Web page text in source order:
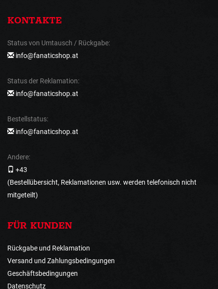
KONTAKTE
Status von Umtausch / Rückgabe:
info@fanaticshop.at
Status der Reklamation:
info@fanaticshop.at
Bestellstatus:
info@fanaticshop.at
Andere:
+43
(Bestellübersicht, Reklamationen usw. werden telefonisch nicht
mitgeteilt)
FÜR KUNDEN
Rückgabe und Reklamation
Versand und Zahlungsbedingungen
Geschäftsbedingungen
Datenschutz